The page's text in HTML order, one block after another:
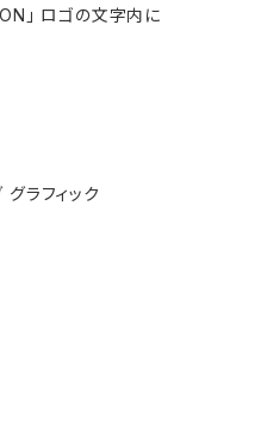
」 ロゴの文字内に
ラフィック